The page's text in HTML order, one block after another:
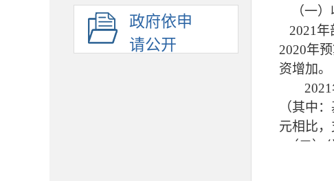
政府依申
请公开
（一）
2021年
2020年
资增加。
（其中
元相比，
（ 二 ）